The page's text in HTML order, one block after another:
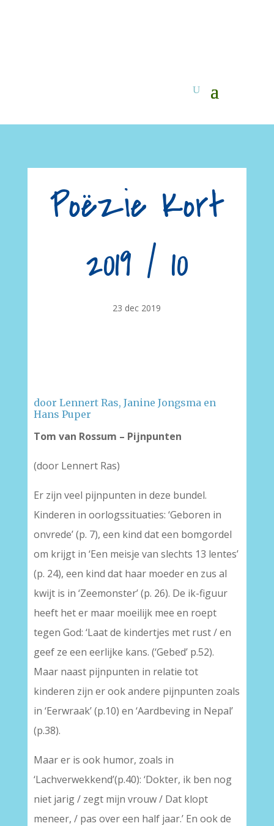
Poëzie Kort
2019 / 10
23 dec 2019
door Lennert Ras, Janine Jongsma en
Hans Puper
Tom van Rossum – Pijnpunten
(door Lennert Ras)
Er zijn veel pijnpunten in deze bundel.
Kinderen in oorlogssituaties: ‘Geboren in
onvrede’ (p. 7), een kind dat een bomgordel
om krijgt in ‘Een meisje van slechts 13 lentes’
(p. 24), een kind dat haar moeder en zus al
kwijt is in ‘Zeemonster’ (p. 26). De ik-figuur
heeft het er maar moeilijk mee en roept
tegen God: ‘Laat de kindertjes met rust / en
geef ze een eerlijke kans. (‘Gebed’ p.52).
Maar naast pijnpunten in relatie tot
kinderen zijn er ook andere pijnpunten zoals
in ‘Eerwraak’ (p.10) en ‘Aardbeving in Nepal’
(p.38).
Maar er is ook humor, zoals in
‘Lachverwekkend’(p.40): ‘Dokter, ik ben nog
niet jarig / zegt mijn vrouw / Dat klopt
meneer, / pas over een half jaar.’ En ook de